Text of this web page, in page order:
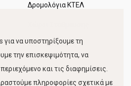
Δρομολόγια ΚΤΕΛ
Κίνηση Λιμένος
να υποστηρίξουμε τη
την επισκεψιμότητα, να
και τις διαφημίσεις.
πληροφορίες σχετικά με